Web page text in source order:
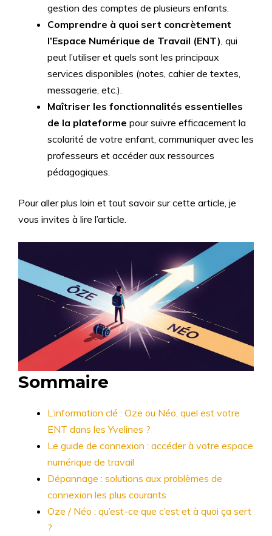
gestion des comptes de plusieurs enfants.
Comprendre à quoi sert concrètement
l’Espace Numérique de Travail (ENT), qui
peut l’utiliser et quels sont les principaux
services disponibles (notes, cahier de textes,
messagerie, etc.).
Maîtriser les fonctionnalités essentielles
de la plateforme pour suivre efficacement la
scolarité de votre enfant, communiquer avec les
professeurs et accéder aux ressources
pédagogiques.
Pour aller plus loin et tout savoir sur cette article, je
vous invites à lire l’article.
Sommaire
L’information clé : Oze ou Néo, quel est votre
ENT dans les Yvelines ?
Le guide de connexion : accéder à votre espace
numérique de travail
Dépannage : solutions aux problèmes de
connexion les plus courants
Oze / Néo : qu’est-ce que c’est et à quoi ça sert
?